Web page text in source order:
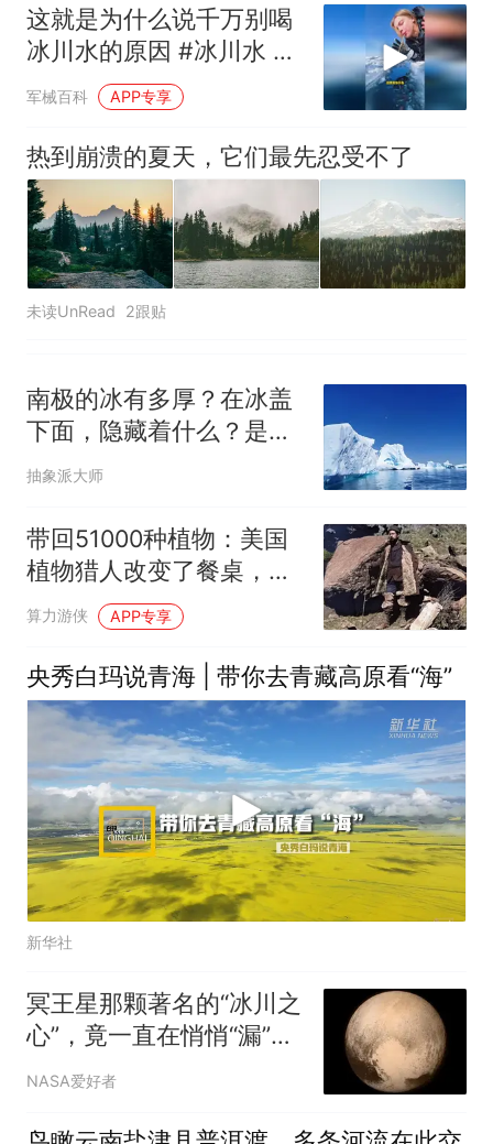
这就是为什么说千万别喝
冰川水的原因 #冰川水 #
科普
军械百科 APP专享
热到崩溃的夏天，它们最先忍受不了
未读UnRead 2跟贴
南极的冰有多厚？在冰盖
下面，隐藏着什么？是否
存在其他生命？
抽象派大师
带回51000种植物：美国
植物猎人改变了餐桌，也
带来入侵物种
算力游侠 APP专享
央秀白玛说青海 | 带你去青藏高原看“海”
新华社
冥王星那颗著名的“冰川之
心”，竟一直在悄悄“漏”液
氮
NASA爱好者